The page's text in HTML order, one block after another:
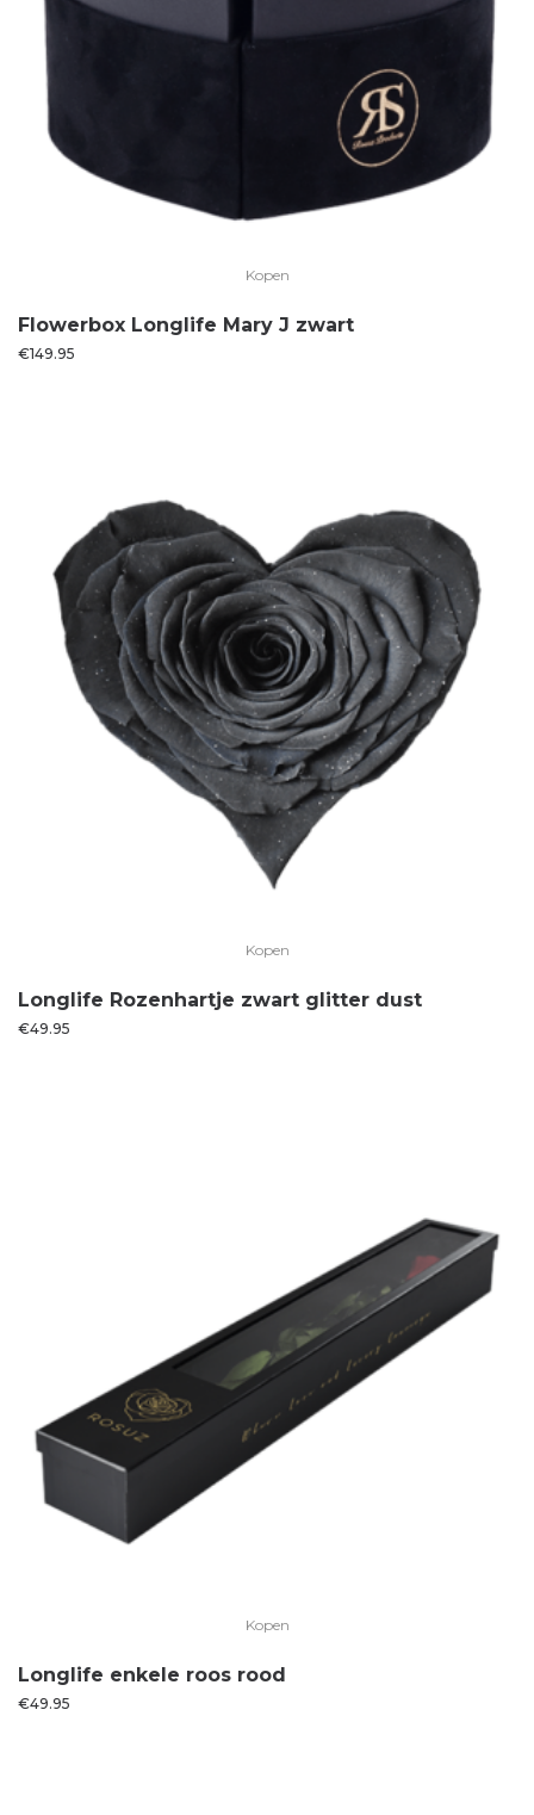
Kopen
Flowerbox Longlife Mary J zwart
€149.95
Kopen
Longlife Rozenhartje zwart glitter dust
€49.95
Kopen
Longlife enkele roos rood
€49.95